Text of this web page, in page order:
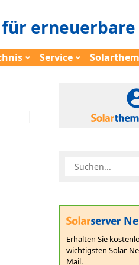
erneuerbare
Service
Erhalten Sie
wichtigsten Solar-
Mail.